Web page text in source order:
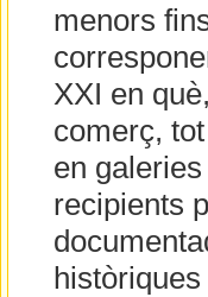
menors
XXI en
comerç,
en
recipients